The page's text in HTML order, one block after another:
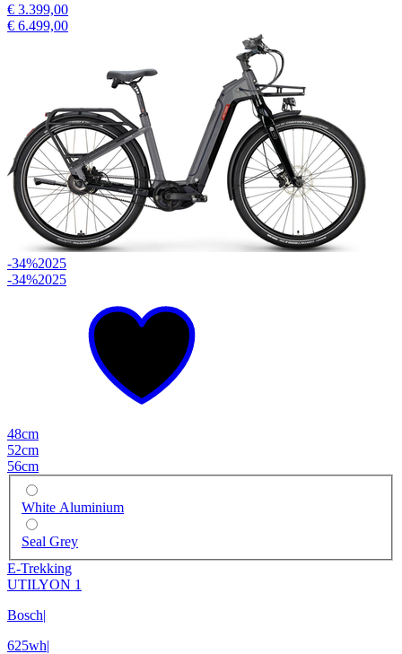
€ 3.399,00
€ 6.499,00
-34%2025
-34%2025
48cm
52cm
56cm
White Aluminium
Seal Grey
E-Trekking
UTILYON 1
Bosch|
625wh|